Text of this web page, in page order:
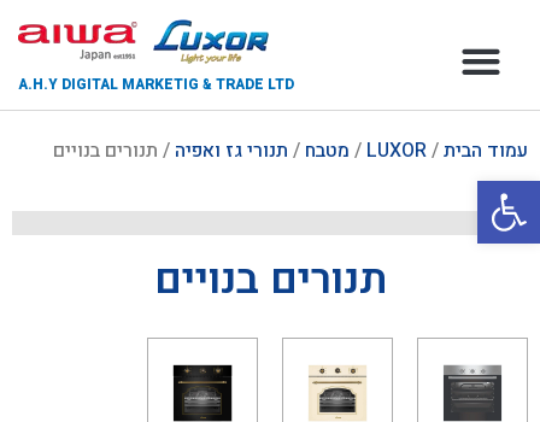
A.H.Y DIGITAL MARKETIG & TRADE LTD
עמוד הבית/
LUXOR
/ מטבח / תנורי גז ואפיה / תנורים בנויים
תנורים בנויים
פתח סרגל נגישות